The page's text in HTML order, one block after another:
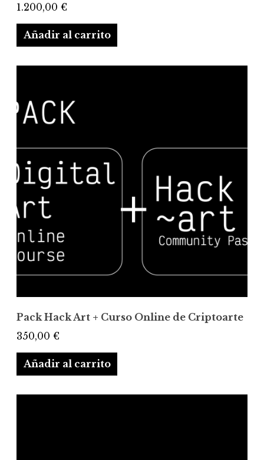
1.200,00 €
Añadir al carrito
Pack Hack Art + Curso Online de Criptoarte
350,00 €
Añadir al carrito